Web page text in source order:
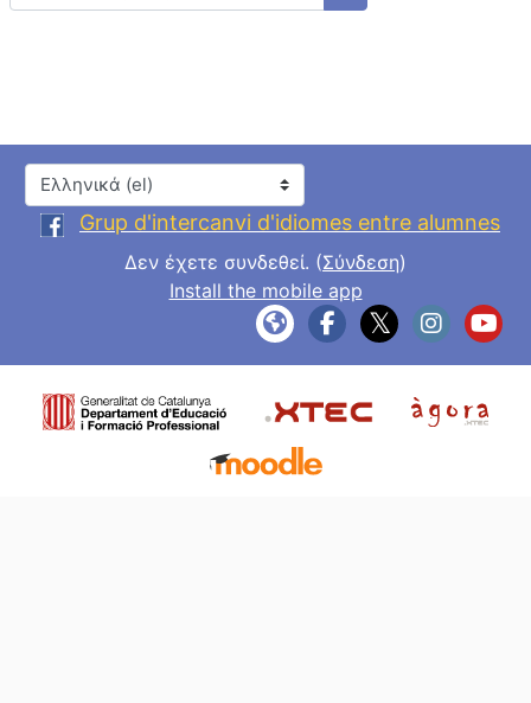
Αναζήτηση
Γλώσσα
Grup d'intercanvi d'idiomes entre alumnes
Δεν έχετε συνδεθεί. (Σύνδεση)
Install the mobile app